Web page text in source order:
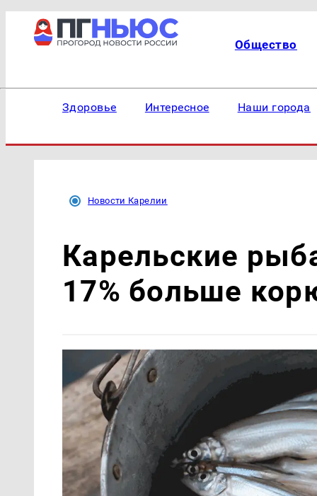
Общество
Здоровье Интересное Наши города
Новости Карелии
Карельские
17% больше